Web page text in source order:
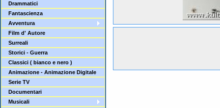
Drammatici
Fantascienza
Avventura
Film d' Autore
Surreali
Storici - Guerra
Classici ( bianco e nero )
Animazione - Animazione Digitale
Serie TV
Documentari
Musicali